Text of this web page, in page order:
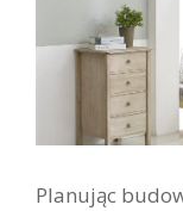
Planując